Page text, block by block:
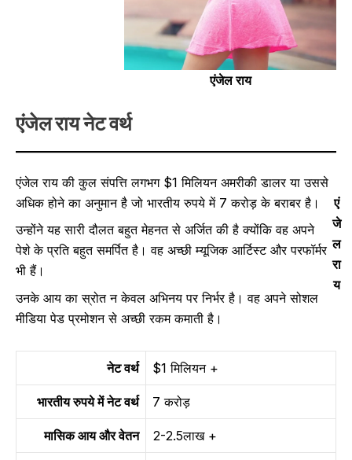
एंजेल राय
एंजेल राय नेट वर्थ
एंजेल राय की कुल संपत्ति लगभग $1 मिलियन अमरीकी डालर या उससे
अधिक होने का अनुमान है जो भारतीय रुपये में 7 करोड़ के बराबर है।
उन्होंने यह सारी दौलत बहुत मेहनत से अर्जित की है क्योंकि वह अपने
पेशे के प्रति बहुत समर्पित है। वह अच्छी म्यूजिक आर्टिस्ट और परफॉर्मर
भी हैं।
उनके आय का स्रोत न केवल अभिनय पर निर्भर है। वह अपने सोशल
मीडिया पेड प्रमोशन से अच्छी रकम कमाती है।
एं
जे
ल
रा
य
नेट वर्थ $1 मिलियन +
भारतीय रुपये में नेट वर्थ 7 करोड़
मासिक आय और वेतन 2-2.5लाख +